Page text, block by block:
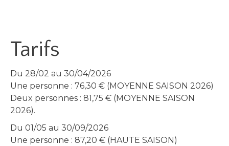
Tarifs
Du 28/02 au 30/04/2026
Une personne : 76,30 € (MOYENNE SAISON 2026)
Deux personnes : 81,75 € (MOYENNE SAISON
2026).
Du 01/05 au 30/09/2026
Une personne : 87,20 € (HAUTE SAISON)